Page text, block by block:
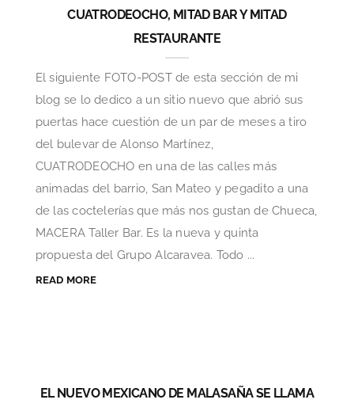
CUATRODEOCHO, MITAD BAR Y MITAD
RESTAURANTE
El siguiente FOTO-POST de esta sección de mi
blog se lo dedico a un sitio nuevo que abrió sus
puertas hace cuestión de un par de meses a tiro
del bulevar de Alonso Martínez,
CUATRODEOCHO en una de las calles más
animadas del barrio, San Mateo y pegadito a una
de las coctelerías que más nos gustan de Chueca,
MACERA Taller Bar. Es la nueva y quinta
propuesta del Grupo Alcaravea. Todo ...
READ MORE
EL NUEVO MEXICANO DE MALASAÑA SE LLAMA